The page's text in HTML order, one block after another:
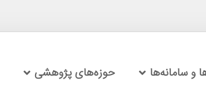
و سامانه‌ها حوزه‌های پژوهشی